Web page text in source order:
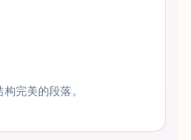
完美的段落。